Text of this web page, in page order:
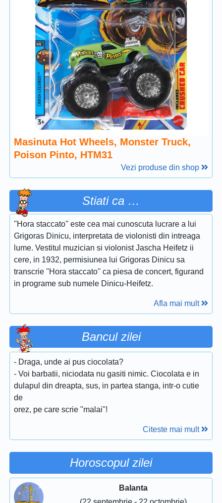
Masinuta Hot Wheels, Monster Truck,
Poison Pinto, HTM31
Vezi produse din shop
Stiati ca …
''Hora staccato'' este cea mai cunoscuta lucrare a lui
Grigoras Dinicu, interpretata de violonisti din intreaga
lume. Vestitul muzician si violonist Jascha Heifetz ii
cere, in 1932, permisiunea lui Grigoras Dinicu sa
transcrie ''Hora staccato'' ca piesa de concert, figurand
in programe sub numele Dinicu-Heifetz.
Afla mai mult
Bancul zilei
- Draga, unde ai pus ciocolata?
- Voi barbatii, niciodata nu gasiti nimic. Ciocolata e in
dulapul din dreapta, sus, in partea stanga, intr-o cutie
de
orez, pe care scrie "malai"!
Citeste mai mult
Horoscopul zilei
Balanta